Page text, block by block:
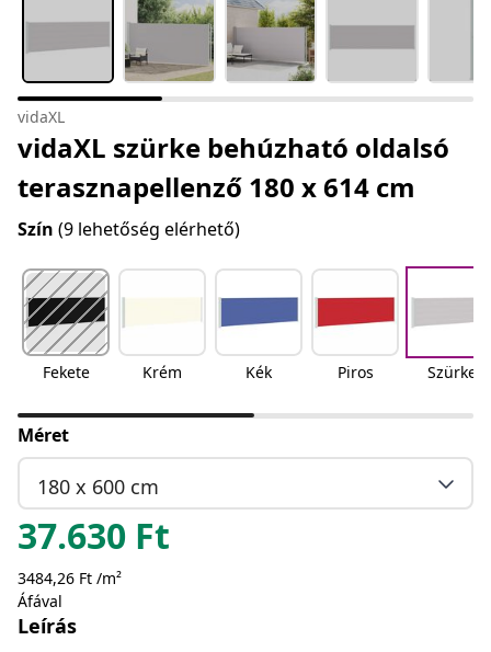
vidaXL
vidaXL szürke behúzható oldalsó
terasznapellenző 180 x 614 cm
Szín (9 lehetőség elérhető)
Fekete Krém Kék Piros Szürke
Méret
180 x 600 cm
37.630 Ft
3484,26 Ft /m²
Áfával
Leírás